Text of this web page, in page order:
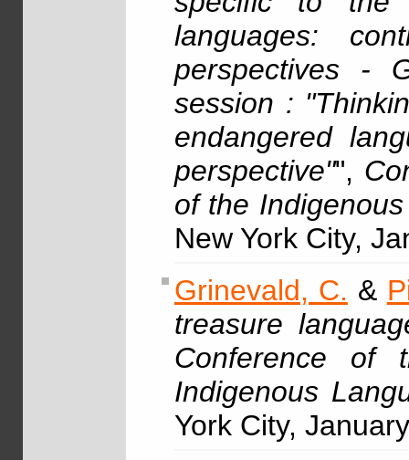
languages:
perspectives -
session :
endangered
perspective"",
of the
New York City,
Grinevald, C. &
treasure
Conference
Indigenous
York City,